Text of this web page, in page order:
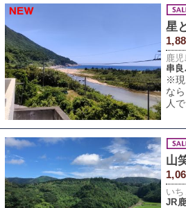
星
鹿
串
※現
な
人
行
き
山
い